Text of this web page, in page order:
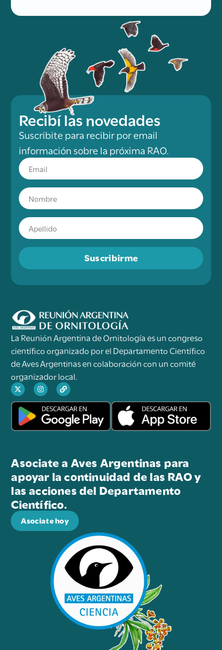
Recibí las novedades
Suscribite para recibir por email
información sobre la próxima RAO.
Suscribirme
La Reunión Argentina de Ornitología es un congreso
científico organizado por el Departamento Científico
de Aves Argentinas en colaboración con un comité
organizador local.
Asociate a Aves Argentinas para
apoyar la continuidad de las RAO y
las acciones del Departamento
Científico.
Asociate hoy